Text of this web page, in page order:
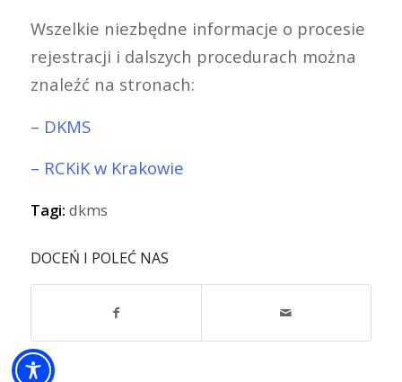
Wszelkie niezbędne informacje o procesie
rejestracji i dalszych procedurach można
znaleźć na stronach:
– DKMS
– RCKiK w Krakowie
Tagi: dkms
DOCEŃ I POLEĆ NAS